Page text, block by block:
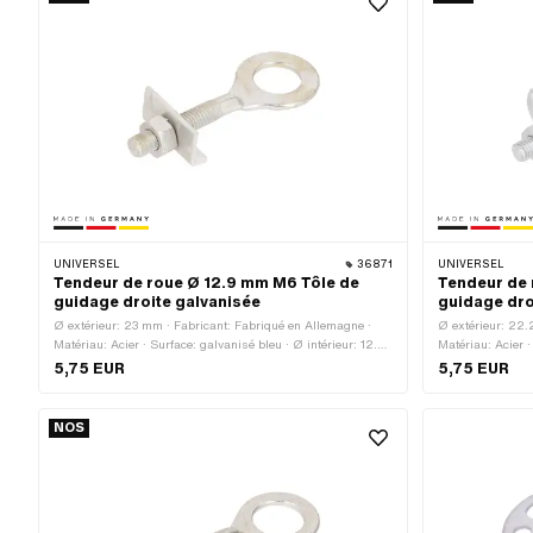
UNIVERSEL 36871
Tendeur de roue Ø 12.9 mm M6 Tôle de
guidage droite galvanisée
Ø extérieur: 23 mm · Fabricant: Fabriqué en Allemagne ·
Matériau: Acier · Surface: galvanisé bleu · Ø intérieur: 12.9
mm · Longueur totale: 61.7 mm · Type de filetage: M6x1
(filetage standard) · Longueur du filetage: 27.6 mm
5,75 EUR
UNIVERSEL
Tendeur de
guidage
Ø extérieur:
Matériau: Acier
mm · Longueur
(filetage
5,75 EUR
NOS